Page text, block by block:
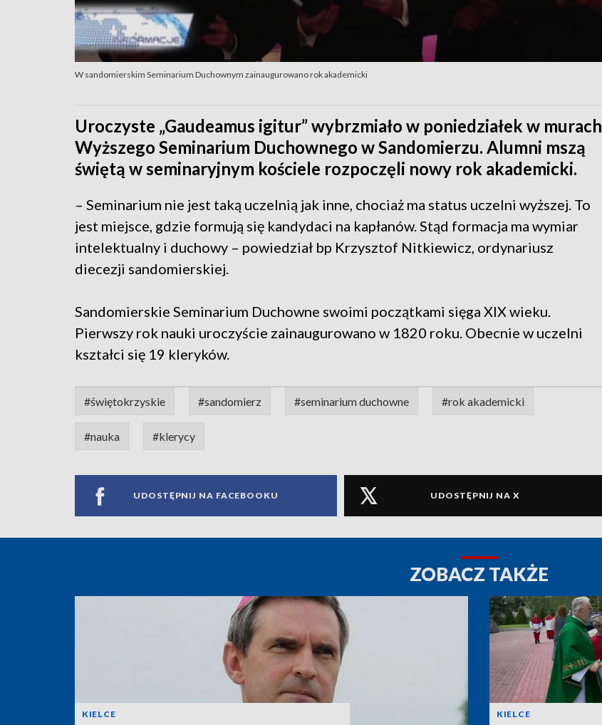
W sandomierskim Seminarium Duchownym zainaugurowano rok akademicki
Uroczyste „Gaudeamus igitur” wybrzmiało w poniedziałek w murach
Wyższego Seminarium Duchownego w Sandomierzu. Alumni mszą
świętą w seminaryjnym kościele rozpoczęli nowy rok akademicki.
– Seminarium nie jest taką uczelnią jak inne, chociaż ma status uczelni wyższej. To
jest miejsce, gdzie formują się kandydaci na kapłanów. Stąd formacja ma wymiar
intelektualny i duchowy – powiedział bp Krzysztof Nitkiewicz, ordynariusz
diecezji sandomierskiej.
Sandomierskie Seminarium Duchowne swoimi początkami sięga XIX wieku.
Pierwszy rok nauki uroczyście zainaugurowano w 1820 roku. Obecnie w uczelni
kształci się 19 kleryków.
#świętokrzyskie #sandomierz #seminarium duchowne #rok akademicki
#nauka #klerycy
UDOSTĘPNIJ NA FACEBOOKU UDOSTĘPNIJ NA X
ZOBACZ TAKŻE
KIELCE KIELCE